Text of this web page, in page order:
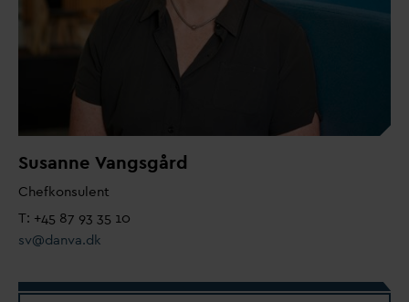
Susanne Vangsgård
Chefkonsulent
T: +45 87 93 35 10
sv@danva.dk